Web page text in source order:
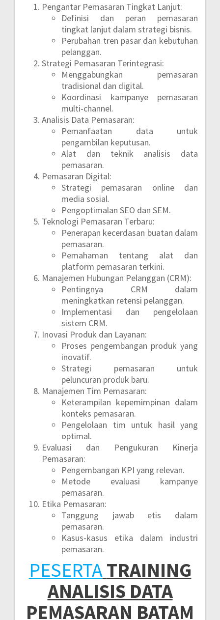
Pengantar Pemasaran Tingkat Lanjut:
Definisi dan peran pemasaran
tingkat lanjut dalam strategi bisnis.
Perubahan tren pasar dan kebutuhan
pelanggan.
Strategi Pemasaran Terintegrasi:
Menggabungkan pemasaran
tradisional dan digital.
Koordinasi kampanye pemasaran
multi-channel.
Analisis Data Pemasaran:
Pemanfaatan data untuk
pengambilan keputusan.
Alat dan teknik analisis data
pemasaran.
Pemasaran Digital:
Strategi pemasaran online dan
media sosial.
Pengoptimalan SEO dan SEM.
Teknologi Pemasaran Terbaru:
Penerapan kecerdasan buatan dalam
pemasaran.
Pemahaman tentang alat dan
platform pemasaran terkini.
Manajemen Hubungan Pelanggan (CRM):
Pentingnya CRM dalam
meningkatkan retensi pelanggan.
Implementasi dan pengelolaan
sistem CRM.
Inovasi Produk dan Layanan:
Proses pengembangan produk yang
inovatif.
Strategi pemasaran untuk
peluncuran produk baru.
Manajemen Tim Pemasaran:
Keterampilan kepemimpinan dalam
konteks pemasaran.
Pengelolaan tim untuk hasil yang
optimal.
Evaluasi dan Pengukuran Kinerja
Pemasaran:
Pengembangan KPI yang relevan.
Metode evaluasi kampanye
pemasaran.
Etika Pemasaran:
Tanggung jawab etis dalam
pemasaran.
Kasus-kasus etika dalam industri
pemasaran.
PESERTATRAINING
ANALISIS DATA
PEMASARAN BATAM